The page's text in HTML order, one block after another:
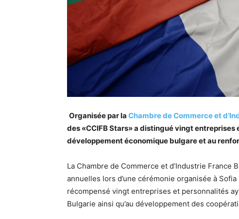
Organisée par la Chambre de Commerce et
des «CCIFB Stars» a distingué vingt
développement économique bulgare et au
La Chambre de Commerce et d’Industrie France
annuelles lors d’une cérémonie organisée à
récompensé vingt entreprises et personnalités
Bulgarie ainsi qu’au développement des